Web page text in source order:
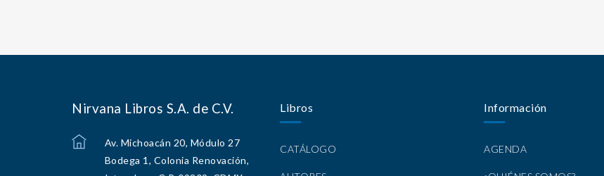
Nirvana Libros S.A. de C.V.
Av. Michoacán 20, Módulo 27
Bodega 1, Colonia Renovación,
Libros
CATÁLOGO
Información
AGENDA